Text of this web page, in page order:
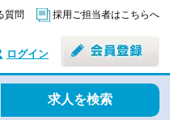
質問 採用ご担当者はこちらへ
ログイン
求人を検索